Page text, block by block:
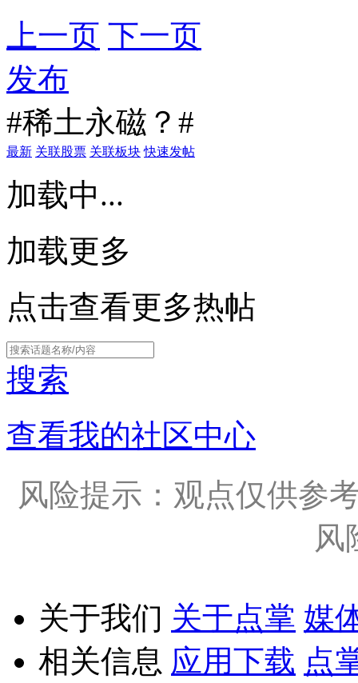
上一页 下一页
发布
#稀土永磁？#
最新 关联股票 关联板块 快速发帖
加载中...
加载更多
点击查看更多热帖
搜索
查看我的社区中心
风险提示：观点仅供参
风
关于我们 关于点掌 媒
相关信息 应用下载 点